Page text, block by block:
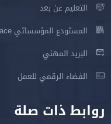
التعليم عن بعد
المستودع المؤسساتي DSpace
البريد المهني
الفضاء الرقمي للعمل
روابط ذات صلة